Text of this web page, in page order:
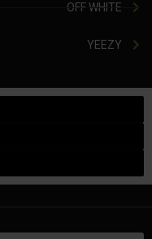
OFF WHITE
YEEZY